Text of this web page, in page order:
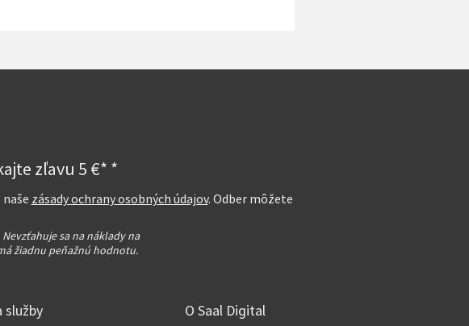
zľavu 5 €* *
zásady ochrany osobných údajov. Odber môžete
sa na náklady na
žiadnu peňažnú hodnotu.
služby O Saal Digital